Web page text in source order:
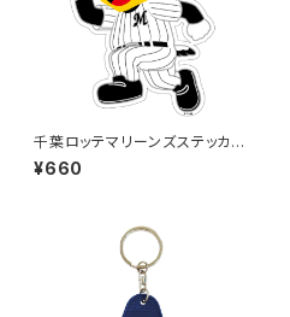
千葉ロッテマリーンズステッカー
14（大）
¥660